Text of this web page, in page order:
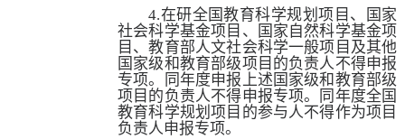
4.在研全国教育科学规划项目、国家
社会科学基金项目、国家自然科学基金项
目、教育部人文社会科学一般项目及其他
国家级和教育部级项目的负责人不得申报
专项。同年度申报上述国家级和教育部级
项目的负责人不得申报专项。同年度全国
教育科学规划项目的参与人不得作为项目
负责人申报专项。